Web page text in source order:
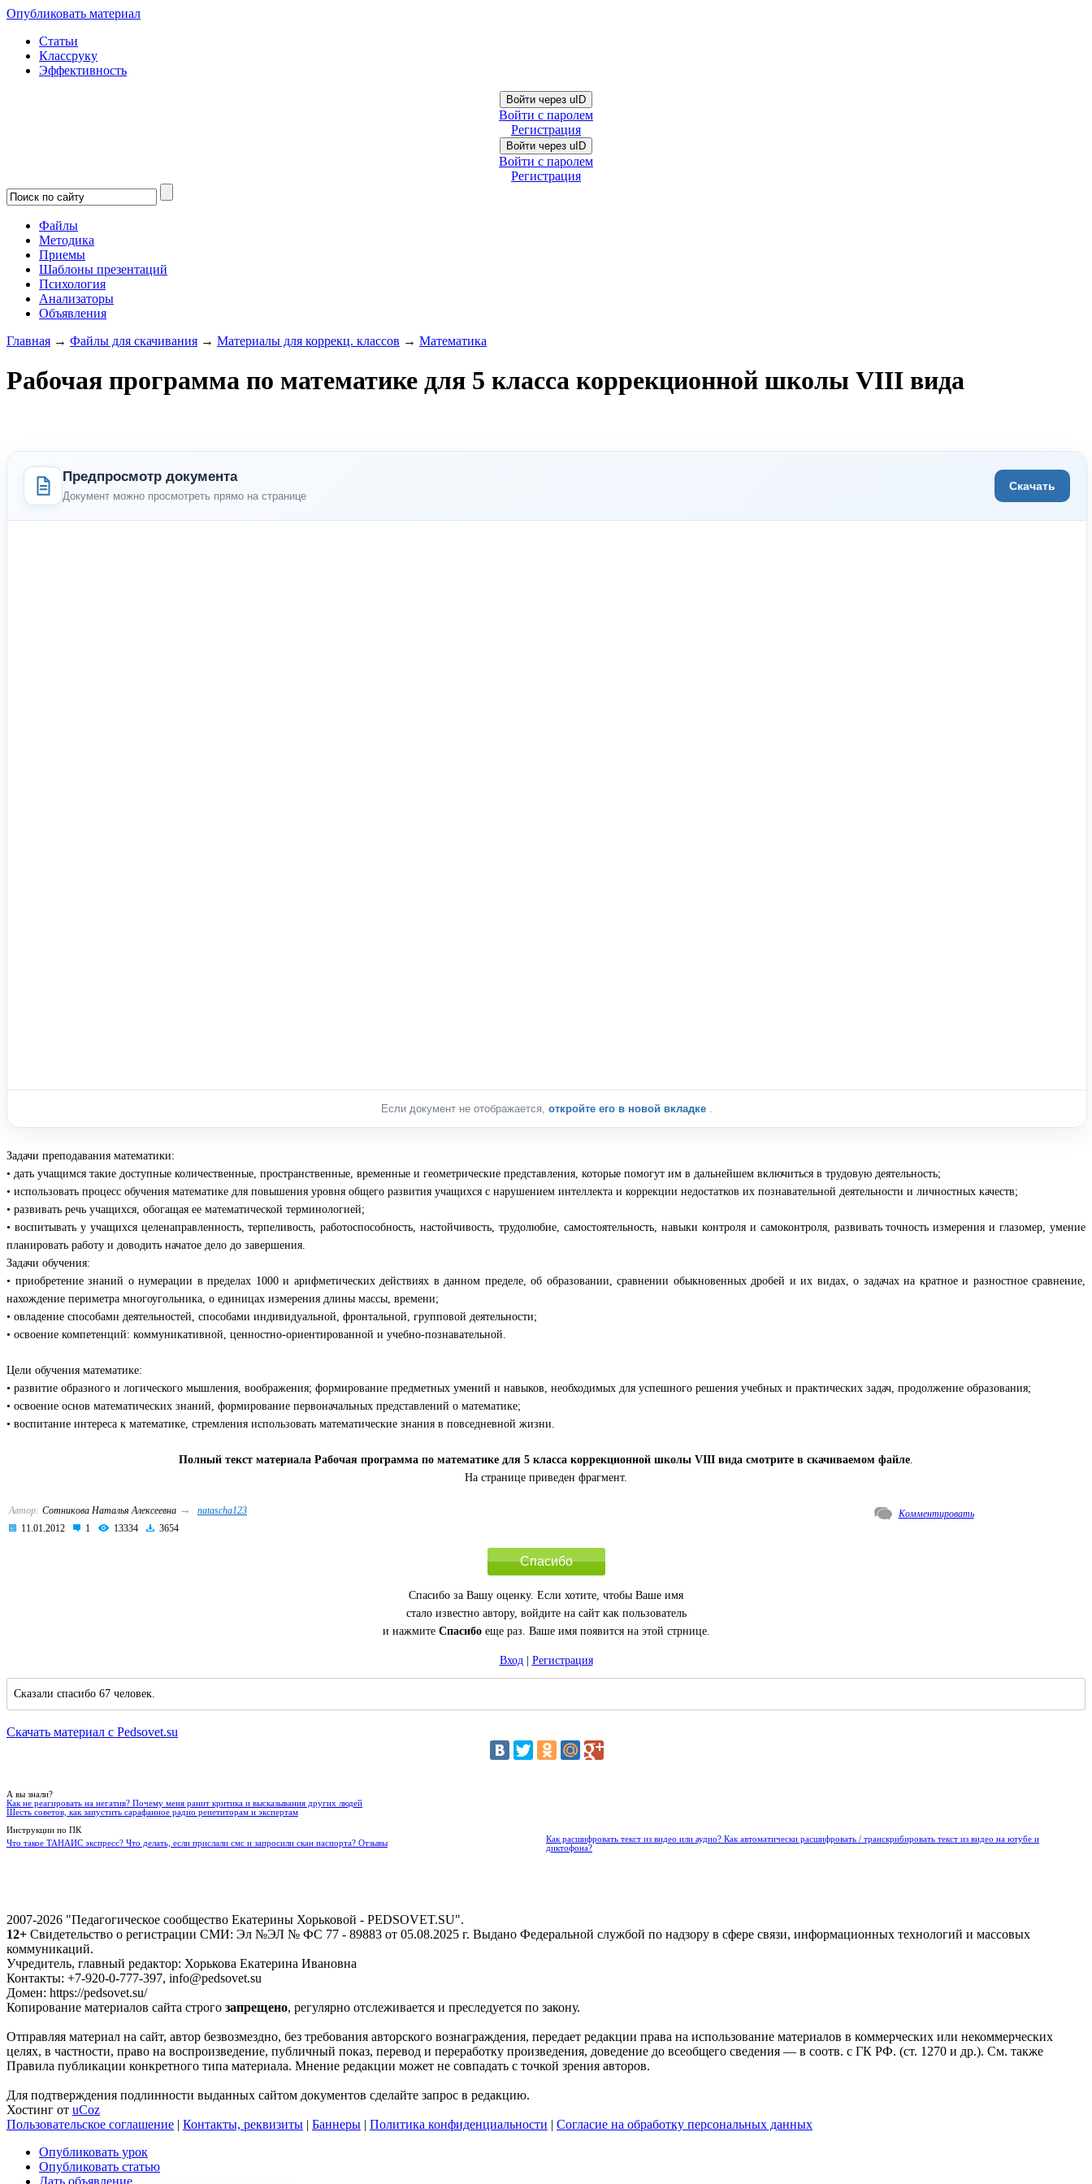
Опубликовать материал
Статьи
Классруку
Эффективность
Войти через uID
Войти с паролем
Регистрация
Войти через uID
Войти с паролем
Регистрация
Файлы
Методика
Приемы
Шаблоны презентаций
Психология
Анализаторы
Объявления
Главная → Файлы для скачивания → Материалы для коррекц. классов → Математика
Рабочая программа по математике для 5 класса коррекционной школы VIII вида
Предпросмотр документа
Документ можно просмотреть прямо на странице
Скачать
Если документ не отображается, откройте его в новой вкладке
Задачи преподавания математики:
• дать учащимся такие доступные количественные, пространственные, временные и геометрические представления, которые помогут им в дальнейшем включиться в трудовую деятельность;
• использовать процесс обучения математике для повышения уровня общего развития учащихся с нарушением интеллекта и коррекции недостатков их познавательной деятельности и личностных качеств;
• развивать речь учащихся, обогащая ее математической терминологией;
• воспитывать у учащихся целенаправленность, терпеливость, работоспособность, настойчивость, трудолюбие, самостоятельность, навыки контроля и самоконтроля, развивать точность измерения и глазомер, умение
планировать работу и доводить начатое дело до завершения.
Задачи обучения:
• приобретение знаний о нумерации в пределах 1000 и арифметических действиях в данном пределе, об образовании, сравнении обыкновенных дробей и их видах, о задачах на кратное и разностное сравнение,
нахождение периметра многоугольника, о единицах измерения длины массы, времени;
• овладение способами деятельностей, способами индивидуальной, фронтальной, групповой деятельности;
• освоение компетенций: коммуникативной, ценностно-ориентированной и учебно-познавательной.
Цели обучения математике:
• развитие образного и логического мышления, воображения; формирование предметных умений и навыков, необходимых для успешного решения учебных и практических задач, продолжение образования;
• освоение основ математических знаний, формирование первоначальных представлений о математике;
• воспитание интереса к математике, стремления использовать математические знания в повседневной жизни.
Полный текст материала Рабочая программа по математике для 5 класса коррекционной школы VIII вида смотрите в скачиваемом файле
На странице приведен фрагмент.
Автор: Сотникова Наталья Алексеевна →
natascha123
11.01.2012
1 13334 3654
Комментировать
Спасибо
Спасибо за Вашу оценку. Если хотите, чтобы Ваше имя
стало известно автору, войдите на сайт как пользователь
и нажмите Спасибоеще раз. Ваше имя появится на этой стрнице.
Вход| Регистрация
Сказали спасибо 67 человек.
Скачать материал с Pedsovet.su
А вы знали?
Как не реагировать на негатив? Почему меня ранит критика и высказывания других людей
Шесть советов, как запустить сарафанное радио репетиторам и экспертам
Инструкции по ПК
Что такое ТАНАИС экспресс? Что делать, если прислали смс и запросили скан паспорта? Отзывы
Как расшифровать текст из видео или аудио? Как автоматически расшифровать / транскрибировать текст из видео на ютубе и
диктофона?
2007-2026 "Педагогическое сообщество Екатерины Хорьковой - PEDSOVET.SU".
12+ Свидетельство о регистрации СМИ: Эл №ЭЛ № ФС 77 - 89883 от 05.08.2025 г. Выдано Федеральной службой по надзору в сфере связи, информационных технологий и массовых
коммуникаций.
Учредитель, главный редактор: Хорькова Екатерина Ивановна
Контакты: +7-920-0-777-397, info@pedsovet.su
Домен: https://pedsovet.su/
Копирование материалов сайта строго запрещено, регулярно отслеживается и преследуется по закону.
Отправляя материал на сайт, автор безвозмездно, без требования авторского вознаграждения, передает редакции права на использование материалов в коммерческих или некоммерческих
целях, в частности, право на воспроизведение, публичный показ, перевод и переработку произведения, доведение до всеобщего сведения — в соотв. с ГК РФ. (ст. 1270 и др.). См. также
Правила публикации конкретного типа материала. Мнение редакции может не совпадать с точкой зрения авторов.
Для подтверждения подлинности выданных сайтом документов сделайте запрос в редакцию.
Хостинг от uCoz
Пользовательское соглашение | Контакты, реквизиты | Баннеры | Политика конфиденциальности | Согласие на обработку персональных данных
Опубликовать урок
Опубликовать статью
Дать объявление